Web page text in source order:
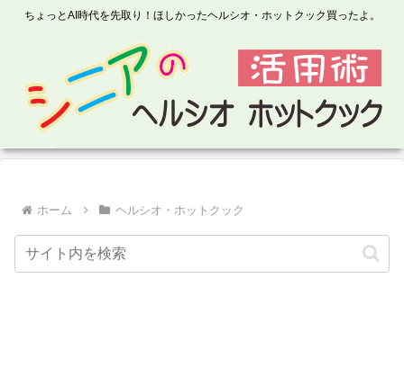
ちょっとAI時代を先取り！ほしかったヘルシオ・ホットクック買ったよ。
ホーム ヘルシオ・ホットクック